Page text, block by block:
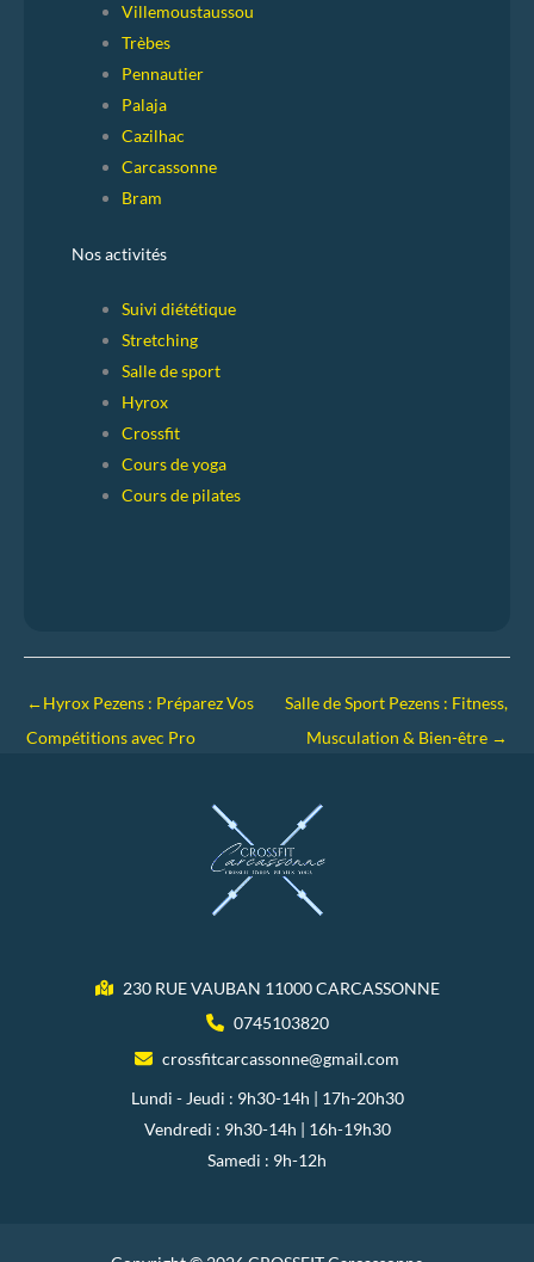
Villemoustaussou
Trèbes
Pennautier
Palaja
Cazilhac
Carcassonne
Bram
Nos activités
Suivi diététique
Stretching
Salle de sport
Hyrox
Crossfit
Cours de yoga
Cours de pilates
←Hyrox Pezens : Préparez Vos
Compétitions avec Pro
Salle de Sport Pezens : Fitness,
Musculation & Bien-être →
230 RUE VAUBAN 11000 CARCASSONNE
0745103820
crossfitcarcassonne@gmail.com
Lundi - Jeudi : 9h30-14h | 17h-20h30
Vendredi : 9h30-14h | 16h-19h30
Samedi : 9h-12h